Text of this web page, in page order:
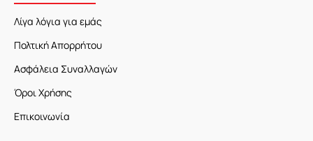
Λίγα λόγια για εμάς
Πολτική Απορρήτου
Ασφάλεια Συναλλαγών
Όροι Χρήσης
Επικοινωνία